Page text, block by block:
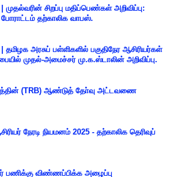
சிறப்பு மதிப்பெண்கள் அறிவிப்பு:
போராட்டம் தற்காலிக வாபஸ்.
அரசுப் பள்ளிகளில் பகுதிநேர ஆசிரியர்கள்
முதல்-அமைச்சர் மு.க.ஸ்டாலின் அறிவிப்பு.
(TRB) ஆண்டுத் தோ்வு அட்டவணை
நேரடி நியமனம் 2025 - தற்காலிக தெரிவுப்
பணிக்கு விண்ணப்பிக்க அழைப்பு